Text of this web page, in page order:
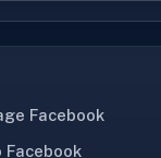
Facebook
Facebook